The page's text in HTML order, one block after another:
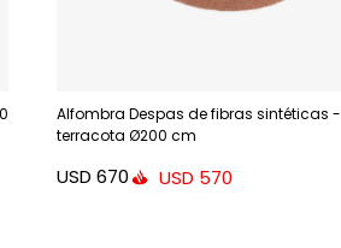
Alfombra Despas de fibras sintéticas -
terracota Ø200 cm
USD 670 USD 570